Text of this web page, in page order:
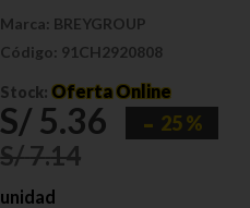
Marca: BREYGROUP
Código: 91CH2920808
Stock:Oferta Online
S/ 5.36 25 %
S/7.14
unidad